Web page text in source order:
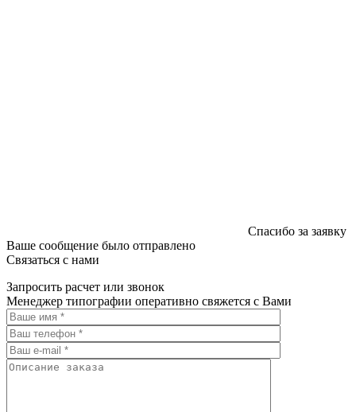
Спасибо за заявку
Ваше сообщение было отправлено
Связаться с нами
Запросить расчет или звонок
Менеджер типографии оперативно свяжется с Вами